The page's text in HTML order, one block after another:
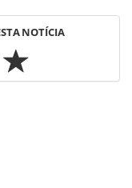
NOTÍCIA
operadoras/2024/
com-a-empresa-
oferecidas na